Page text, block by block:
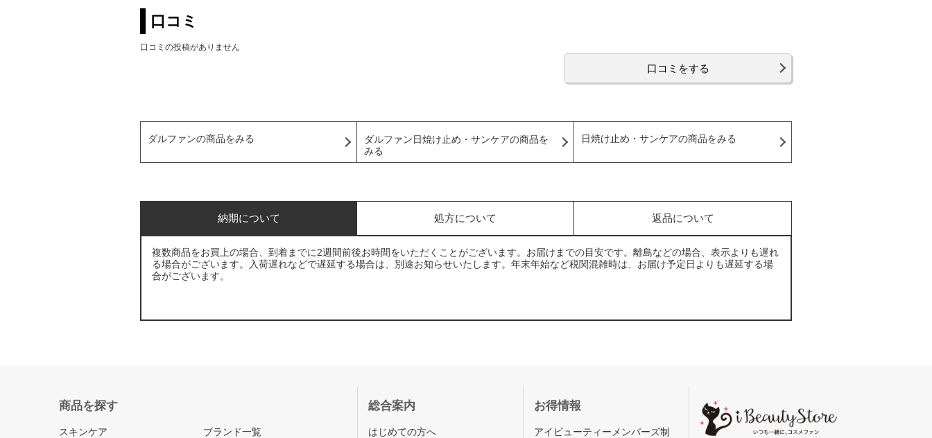
口コミ
口コミの投稿がありません
口コミをする
ダルファンの商品をみる
ダルファン日焼け止め・サンケアの商品を
みる
日焼け止め・サンケアの商品をみる
納期について 処方について 返品について
複数商品をお買上の場合、到着までに2週間前後お時間をいただくことがございます。お届けまでの目安です。離島などの場合、表示よりも遅れ
る場合がございます。入荷遅れなどで遅延する場合は、別途お知らせいたします。年末年始など税関混雑時は、お届け予定日よりも遅延する場
合がございます。
商品を探す
スキンケア ブランド一覧
総合案内
はじめての方へ
お得情報
アイビューティーメンバーズ制